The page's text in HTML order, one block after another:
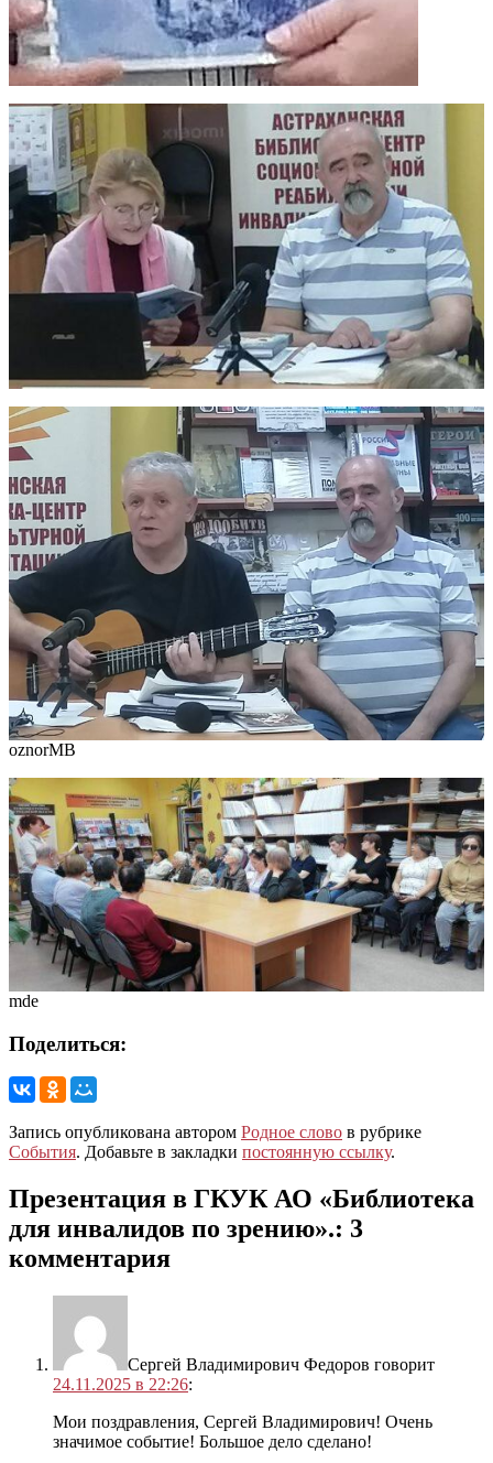
oznorMB
mde
Поделиться:
Запись опубликована автором Родное слово в рубрике
События. Добавьте в закладки постоянную ссылку.
Презентация в ГКУК АО «Библиотека
для инвалидов по зрению».: 3
комментария
Сергей Владимирович Федоров говорит
24.11.2025 в 22:26:
Мои поздравления, Сергей Владимирович! Очень
значимое событие! Большое дело сделано!